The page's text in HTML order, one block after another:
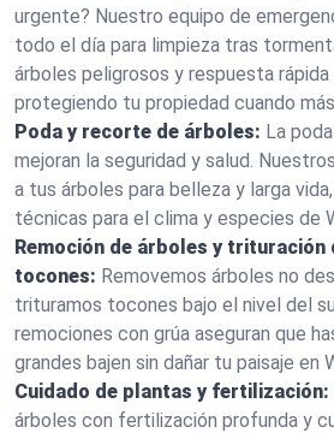
urgente? Nuestro equipo de
todo el día para limpieza tras
árboles peligrosos y respuesta
protegiendo tu propiedad cuando
Poda y recorte de árboles: La
mejoran la seguridad y salud.
a tus árboles para belleza y larga
técnicas para el clima y especies de
Remoción de árboles y trituración
tocones: Removemos árboles no
trituramos tocones bajo el nivel del
remociones con grúa aseguran que
grandes bajen sin dañar tu paisaje en
Cuidado de plantas y fertilización:
árboles con fertilización profunda y